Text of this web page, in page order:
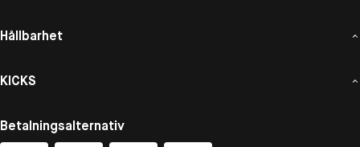
Hållbarhet
KICKS
Betalningsalternativ